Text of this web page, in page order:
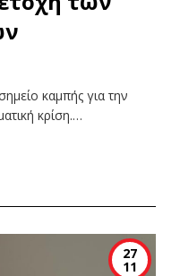
καμπής για την
κρίση.…
27
11